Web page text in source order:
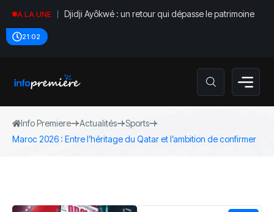
A LA UNE Djidji Ayôkwé : un retour qui dépasse le patrimoine
21:03
Info Premiere Actualités
Sports
Maroc 2026 : Entre l’héritage du Qatar et l’ambition de confirmer